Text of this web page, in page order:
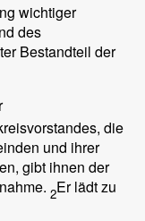
wichtiger
des
Bestandteil der
die
und ihrer
gibt ihnen der
2Er lädt zu